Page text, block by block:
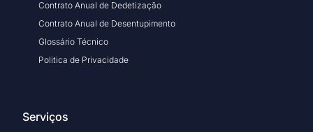
Contrato Anual de Dedetização
Contrato Anual de Desentupimento
Glossário Técnico
Politica de Privacidade
Serviços